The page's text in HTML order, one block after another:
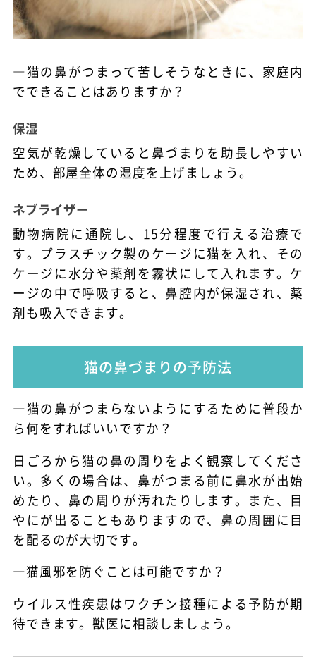
―猫の鼻がつまって苦しそうなときに、家庭内
でできることはありますか？
保湿
空気が乾燥していると鼻づまりを助長しやすい
ため、部屋全体の湿度を上げましょう。
ネブライザー
動物病院に通院し、15分程度で行える治療で
す。プラスチック製のケージに猫を入れ、その
ケージに水分や薬剤を霧状にして入れます。ケ
ージの中で呼吸すると、鼻腔内が保湿され、薬
剤も吸入できます。
猫の鼻づまりの予防法
―猫の鼻がつまらないようにするために普段か
ら何をすればいいですか？
日ごろから猫の鼻の周りをよく観察してくださ
い。多くの場合は、鼻がつまる前に鼻水が出始
めたり、鼻の周りが汚れたりします。また、目
やにが出ることもありますので、鼻の周囲に目
を配るのが大切です。
―猫風邪を防ぐことは可能ですか？
ウイルス性疾患はワクチン接種による予防が期
待できます。獣医に相談しましょう。